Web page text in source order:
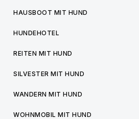
HAUSBOOT MIT HUND
HUNDEHOTEL
REITEN MIT HUND
SILVESTER MIT HUND
WANDERN MIT HUND
WOHNMOBIL MIT HUND